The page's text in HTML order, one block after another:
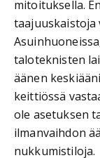
mitoituksella.
taajuuskaistoja
taloteknisten
äänen
keittiössä
ole asetuksen
ilmanvaihdon
nukkumistiloja.